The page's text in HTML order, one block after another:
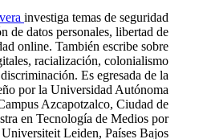
investiga temas de seguridad
de datos personales, libertad de
online. También escribe sobre
racialización, colonialismo
Es egresada de la
por la Universidad Autónoma
Azcapotzalco, Ciudad de
en Tecnología de Medios por
Universiteit Leiden, Países Bajos